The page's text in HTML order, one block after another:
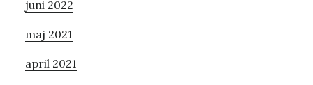
juni 2022
maj 2021
april 2021